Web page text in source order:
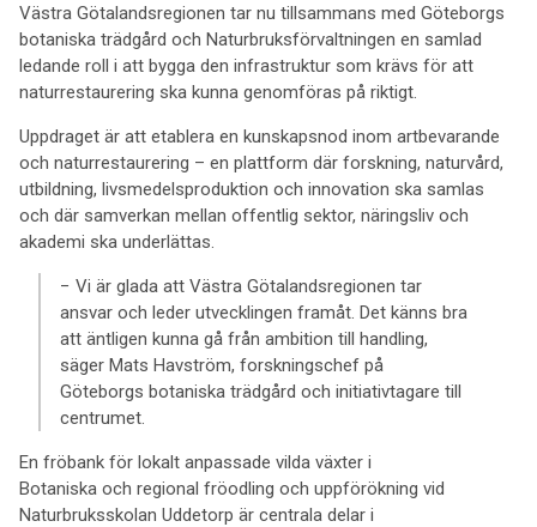
Västra Götalandsregionen tar nu tillsammans med Göteborgs
botaniska trädgård och Naturbruksförvaltningen en samlad
ledande roll i att bygga den infrastruktur som krävs för att
naturrestaurering ska kunna genomföras på riktigt.
Uppdraget är att etablera en kunskapsnod inom artbevarande
och naturrestaurering – en plattform där forskning, naturvård,
utbildning, livsmedelsproduktion och innovation ska samlas
och där samverkan mellan offentlig sektor, näringsliv och
akademi ska underlättas.
− Vi är glada att Västra Götalandsregionen tar
ansvar och leder utvecklingen framåt. Det känns bra
att äntligen kunna gå från ambition till handling,
säger Mats Havström, forskningschef på
Göteborgs botaniska trädgård och initiativtagare till
centrumet.
En fröbank för lokalt anpassade vilda växter i
Botaniska och regional fröodling och uppförökning vid
Naturbruksskolan Uddetorp är centrala delar i